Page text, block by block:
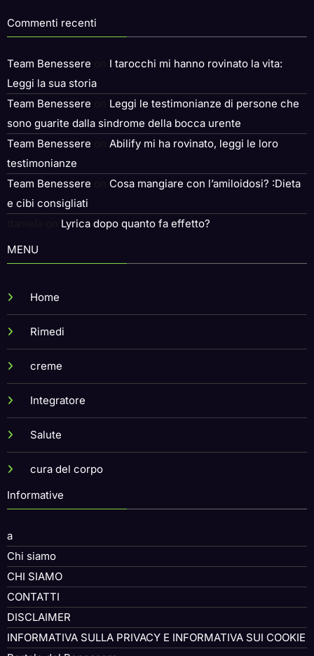
Commenti recenti
Team Benessere
I tarocchi mi hanno rovinato la vita:
Leggi la sua storia
Team Benessere
Leggi le testimonianze di persone che
sono guarite dalla sindrome della bocca urente
Team Benessere
Abilify mi ha rovinato, leggi le loro
testimonianze
Team Benessere
Cosa mangiare con l’amiloidosi? :Dieta
e cibi consigliati
Lyrica dopo quanto fa effetto?
MENU
Home
Rimedi
creme
Integratore
Salute
cura del corpo
Informative
a
Chi siamo
CHI SIAMO
CONTATTI
DISCLAIMER
INFORMATIVA SULLA PRIVACY E INFORMATIVA SUI COOKIE